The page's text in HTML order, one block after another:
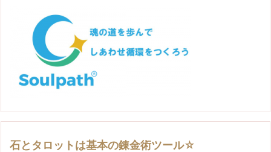
石とタロットは基本の錬金術ツール☆